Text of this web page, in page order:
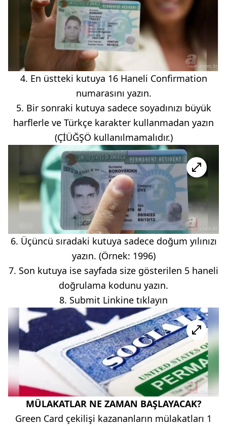
4. En üstteki kutuya 16 Haneli Confirmation
numarasını yazın.
5. Bir sonraki kutuya sadece soyadınızı büyük
harflerle ve Türkçe karakter kullanmadan yazın
(ÇİÜĞŞÖ kullanılmamalıdır.)
6. Üçüncü sıradaki kutuya sadece doğum yılınızı
yazın. (Örnek: 1996)
7. Son kutuya ise sayfada size gösterilen 5 haneli
doğrulama kodunu yazın.
8. Submit Linkine tıklayın
MÜLAKATLAR NE ZAMAN BAŞLAYACAK?
Green Card çekilişi kazananların mülakatları 1